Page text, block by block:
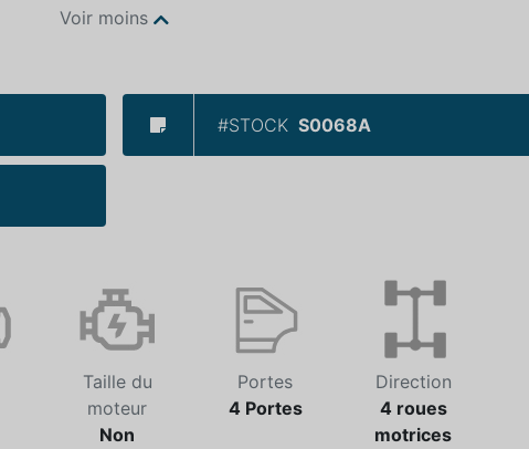
Voir moins
#STOCK S0068A
Taille du
moteur
Non
Portes
4 Portes
Direction
4 roues
motrices